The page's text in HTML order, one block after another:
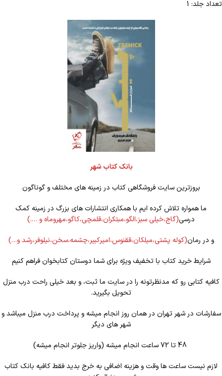
تعداد جلد: 1
بانک کتاب شهر
بروزترین سایت فروشگاهی کتاب در زمینه های مختلف و گوناگون
ما همواره تلاش کرده ایم با همکاری انتشارات های بزرگ در زمینه کمک
درسی(گاج،خیلی سبز،الگو،مبتکران،قلمچی،کاگو،مهروماه و ….)
و در رمان(کوله پشتی،میلکان،ققنوس،امیرکبیر،چشمه،سخن،نیلوفر،رشد و…)
شرایط خرید کتاب با تخفیف ویژه برای شما دوستان کتابخوان فراهم کنیم
کافیه کتابی رو که مدنظرتونه را در سایت ما ثبت، و بعد خیلی راحت درب منزل
تحویل بگیرید.
سفارشات در شهر تهران در همان روز انجام میشه و پرداخت درب منزل میباشد و
شهر های دیگر
لازم نیست ساعت ها وقت و هزینه اضافی به خرج بدید فقط کافیه بانک کتاب